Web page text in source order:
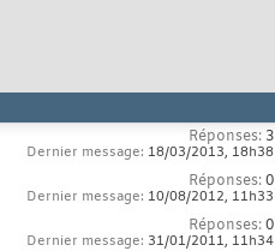
Réponses: 3
Dernier message: 18/03/2013, 18h38
Réponses:0
Dernier message: 10/08/2012, 11h33
Réponses:0
Dernier message: 31/01/2011, 11h34